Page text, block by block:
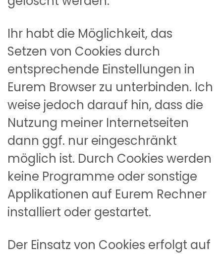
Ihr habt die Möglichkeit, das
Setzen von Cookies durch
entsprechende Einstellungen in
Eurem Browser zu unterbinden. Ich
weise jedoch darauf hin, dass die
Nutzung meiner Internetseiten
dann ggf. nur eingeschränkt
möglich ist. Durch Cookies werden
keine Programme oder sonstige
Applikationen auf Eurem Rechner
installiert oder gestartet.
Der Einsatz von Cookies erfolgt auf